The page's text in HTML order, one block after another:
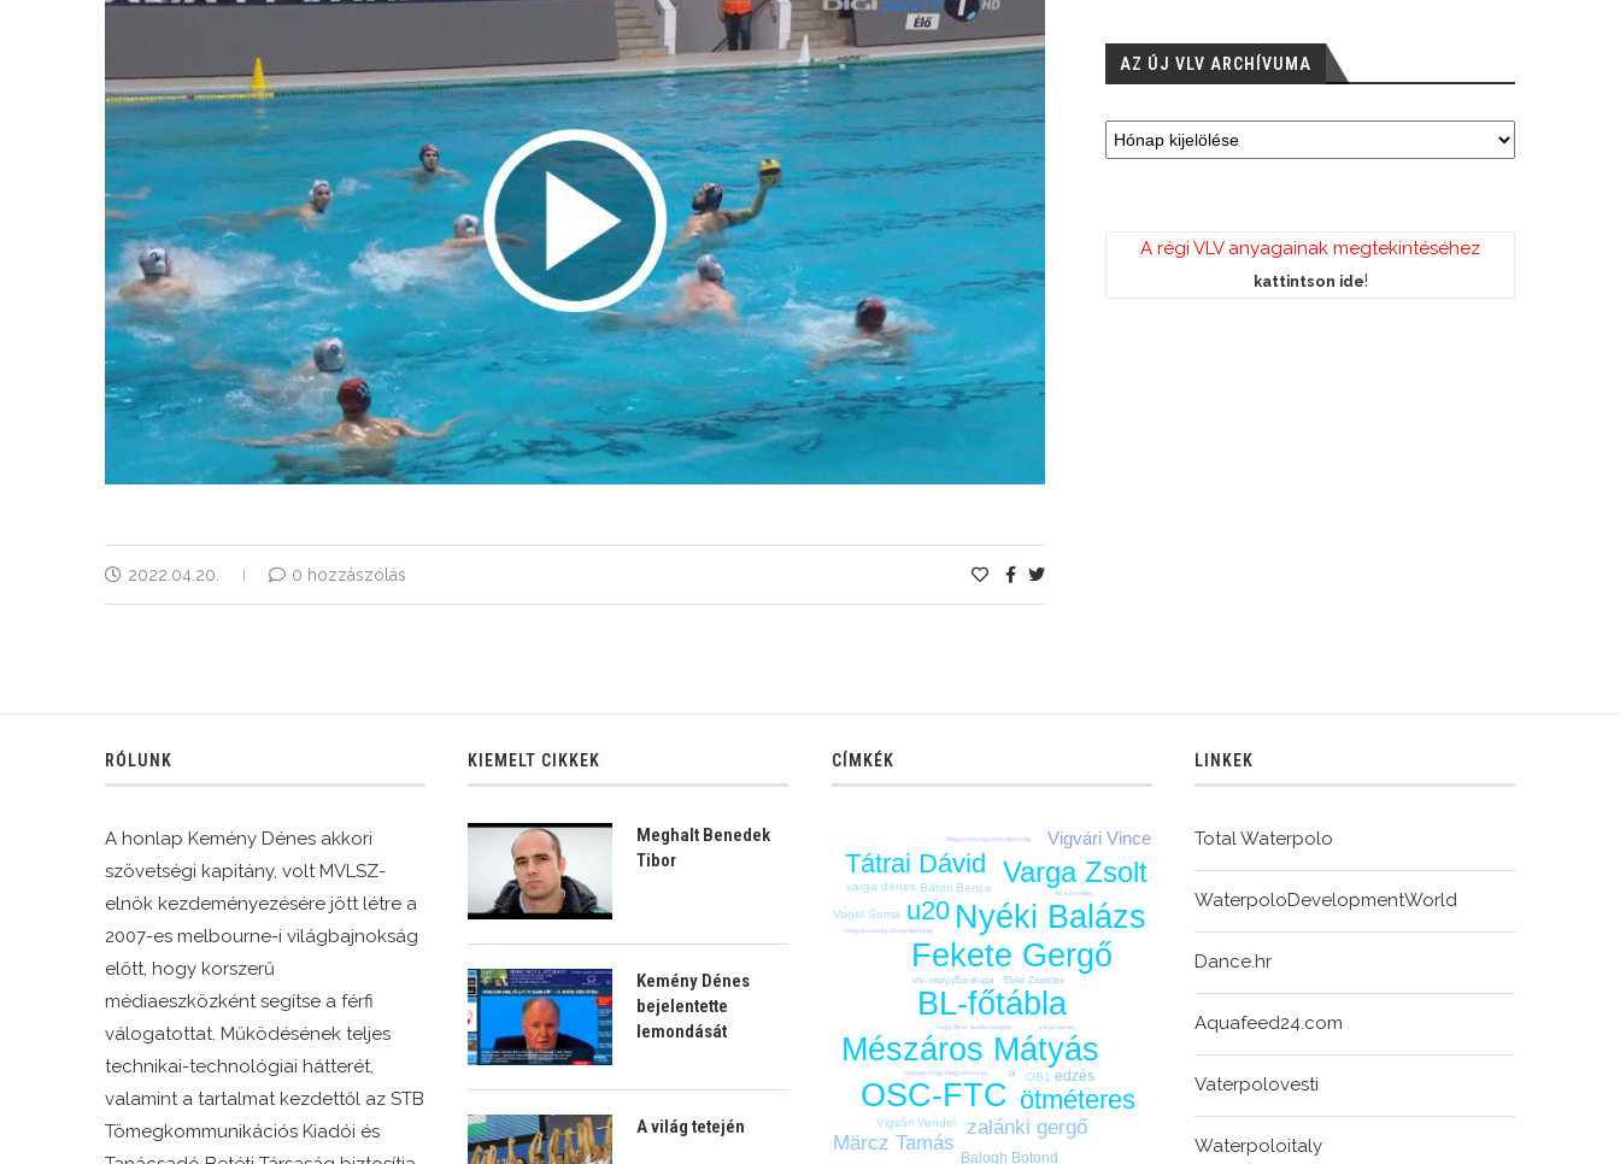
2022.04.20. 0 hozzászólás
AZ ÚJ VLV ARCHÍVUMA
A régi VLV anyagainak megtekintéséhez
kattintson ide!
RÓLUNK
A honlap Kemény Dénes akkori
szövetségi kapitány, volt MVLSZ-
elnök kezdeményezésére jött létre a
2007-es melbourne-i világbajnokság
előtt, hogy korszerű
médiaeszközként segítse a férfi
válogatottat. Működésének teljes
technikai-technológiai hátterét,
valamint a tartalmat kezdettől az STB
Tömegkommunikációs Kiadói és
KIEMELT CIKKEK
Meghalt Benedek
Tibor
Kemény Dénes
bejelentette
lemondását
A világ tetején
CÍMKÉK
BL-főtábla
Fekete Gergő
Mészáros Mátyás
Nyéki Balázs
OSC-FTC
Varga Zsolt
Tátrai Dávid
u20
ötméteres
Märcz Tamás
zalánki gergő
Vigvári Vince
Balogh Botond
edzés
Bátori Bence
OB1
varga dénes
Vigvári Vendel
Vogel Soma
bl
Ekler Zsombor
Eurokupa
vlv-interjú
Burián Gergely
Görögország-Magyarország
Magyarország-Horvátország
magyarország-spanyolország
Nagy Ákos varga dániel
élő közvetítés
LINKEK
Total Waterpolo
WaterpoloDevelopmentWorld
Dance.hr
Aquafeed24.com
Vaterpolovesti
Waterpoloitaly